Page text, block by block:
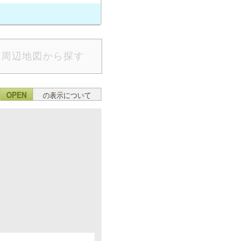
周辺地図から探す
OPEN の表示について